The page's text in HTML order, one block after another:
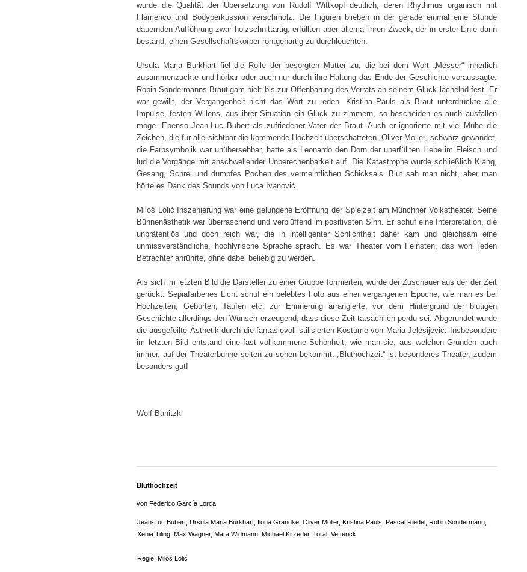
wurde die Qualität der Übersetzung von Rudolf Wittkopf deutlich, deren Rhythmus organisch mit
Flamenco und Bodyperkussion verschmolz. Die Figuren blieben in der gerade einmal eine Stunde
dauernden Aufführung zwar holzschnittartig, erfüllten aber allemal ihren Zweck, der in erster Linie darin
bestand, einen Gesellschaftskörper röntgenartig zu durchleuchten.
Ursula Maria Burkhart fiel die Rolle der besorgten Mutter zu, die bei dem Wort „Messer“ innerlich
zusammenzuckte und hörbar oder auch nur durch ihre Haltung das Ende der Geschichte voraussagte.
Robin Sondermanns Bräutigam hielt bis zur Offenbarung des Verrats an seinem Glück lächelnd fest. Er
war gewillt, der Vergangenheit nicht das Wort zu reden. Kristina Pauls als Braut unterdrückte alle
Impulse, festen Willens, aus ihrer Situation ein Glück zu zimmern, so bescheiden es auch ausfallen
möge. Ebenso Jean-Luc Bubert als zufriedener Vater der Braut. Auch er ignorierte mit viel Mühe die
Zeichen, die für alle sichtbar die kommende Hochzeit überschatteten. Oliver Möller, schwarz gewandet,
die Farbsymbolik war unübersehbar, hatte als Leonardo den Dorn der unerfüllten Liebe im Fleisch und
lud die Vorgänge mit anschwellender Unberechenbarkeit auf. Die Katastrophe wurde schließlich Klang,
Gesang, Schrei und dumpfes Pochen des vermeintlichen Schicksals. Blut sah man nicht, aber man
hörte es Dank des Sounds von Luca Ivanović.
Miloš Lolić Inszenierung war eine gelungene Eröffnung der Spielzeit am Münchner Volkstheater. Seine
Bühnenästhetik war überraschend und verblüffend im positivsten Sinn. Er schuf eine Interpretation, die
unprätentiös und doch reich war, die in intelligenter Schlichtheit daher kam und gleichsam eine
unmissverständliche, hochlyrische Sprache sprach. Es war Theater vom Feinsten, das wohl jeden
Betrachter anrührte, ohne dabei beliebig zu werden.
Als sich im letzten Bild die Darsteller zu einer Gruppe formierten, wurde der Zuschauer aus der der Zeit
gerückt. Sepiafarbenes Licht schuf ein belebtes Foto aus einer vergangenen Epoche, wie man es bei
Hochzeiten, Geburten, Taufen etc. zur Erinnerung arrangierte, vor dem Hintergrund der blutigen
Geschichte allerdings den Wunsch erzeugend, dass diese Zeit tatsächlich perdu sei. Abgerundet wurde
die ausgefeilte Ästhetik durch die fantasievoll stilisierten Kostüme von Maria Jelesijević. Insbesondere
im letzten Bild entstand eine fast vollkommene Schönheit, wie man sie, aus welchen Gründen auch
immer, auf der Theaterbühne selten zu sehen bekommt. „Bluthochzeit“ ist besonderes Theater, zudem
besonders gut!
Wolf Banitzki
Bluthochzeit
von Federico García Lorca
Jean-Luc Bubert, Ursula Maria Burkhart, Ilona Grandke, Oliver Möller, Kristina Pauls, Pascal Riedel, Robin Sondermann,
Xenia Tiling, Max Wagner, Mara Widmann, Michael Kitzeder, Toralf Vetterick
Regie: Miloš Lolić